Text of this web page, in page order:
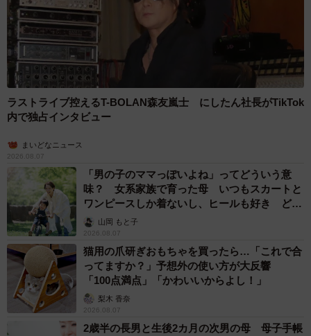
ラストライブ控えるT-BOLAN森友嵐士 にしたん社長がTikTok
内で独占インタビュー
まいどなニュース
2026.08.07
「男の子のママっぽいよね」ってどういう意
味？ 女系家族で育った母 いつもスカートと
ワンピースしか着ないし、ヒールも好き どの
へんが…
山岡 もと子
2026.08.07
猫用の爪研ぎおもちゃを買ったら…「これで合
ってますか？」予想外の使い方が大反響
「100点満点」「かわいいからよし！」
梨木 香奈
2026.08.07
2歳半の長男と生後2カ月の次男の母 母子手帳